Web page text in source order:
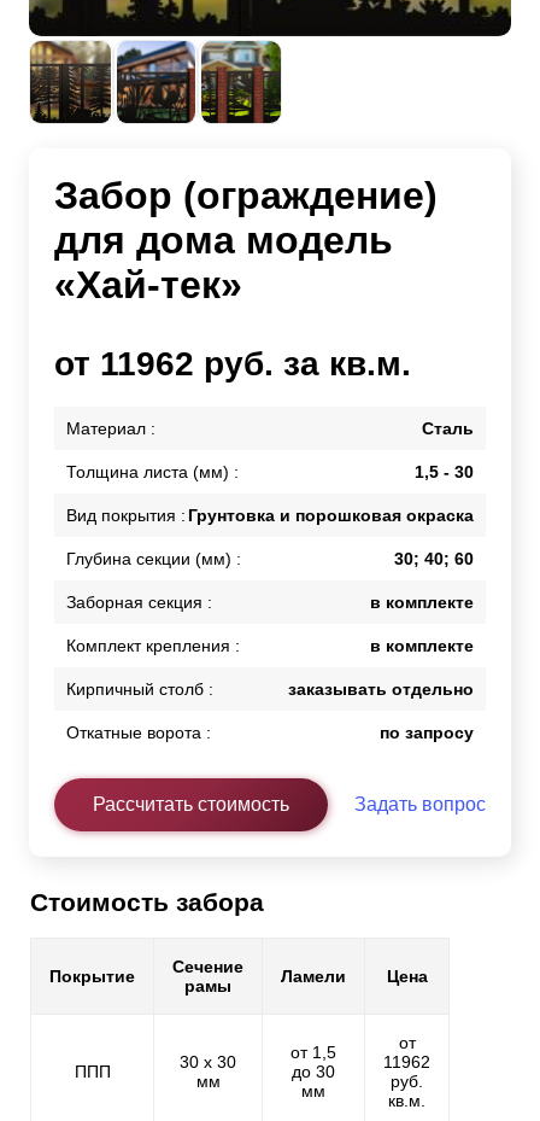
Забор (ограждение)
для дома модель
«Хай-тек»
от 11962 руб. за кв.м.
Материал : Сталь
Толщина листа (мм) : 1,5 - 30
Вид покрытия : Грунтовка и порошковая окраска
Глубина секции (мм) : 30; 40; 60
Заборная секция : в комплекте
Комплект крепления : в комплекте
Кирпичный столб : заказывать отдельно
Откатные ворота : по запросу
Рассчитать стоимость Задать вопрос
Стоимость забора
Покрытие
Сечение
рамы
Ламели Цена
ППП
30 х 30
мм
от 1,5
до 30
мм
от
11962
руб.
кв.м.